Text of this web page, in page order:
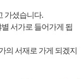
가셨습니다.
서가로 들어가게 됩
의 서재로 가게 되겠지